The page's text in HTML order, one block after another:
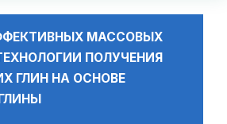
МАССОВЫХ
ПОЛУЧЕНИЯ
ГЛИН НА ОСНОВЕ